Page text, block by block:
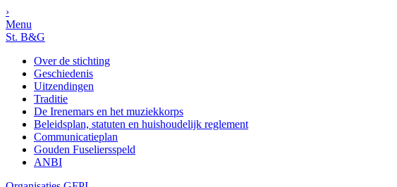
›
Menu
St. B&G
Over de stichting
Geschiedenis
Uitzendingen
Traditie
De Irenemars en het muziekkorps
Beleidsplan, statuten en huishoudelijk reglement
Communicatieplan
Gouden Fuseliersspeld
ANBI